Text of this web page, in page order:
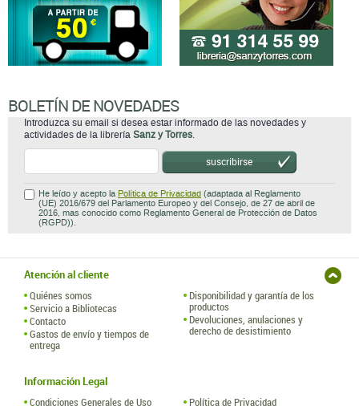
BOLETÍN DE NOVEDADES
Introduzca su email si desea estar informado de las novedades y
actividades de la librería Sanz y Torres.
suscribirse
He leído y acepto la Política de Privacidad (adaptada al Reglamento
(UE) 2016/679 del Parlamento Europeo y del Consejo, de 27 de abril de
2016, mas conocido como Reglamento General de Protección de Datos
(RGPD)).
Atención al cliente
Quiénes somos
Servicio a Bibliotecas
Contacto
Gastos de envío y tiempos de
entrega
Disponibilidad y garantía de los
productos
Devoluciones, anulaciones y
derecho de desistimiento
Información Legal
Condiciones Generales de Uso
Política de Privacidad